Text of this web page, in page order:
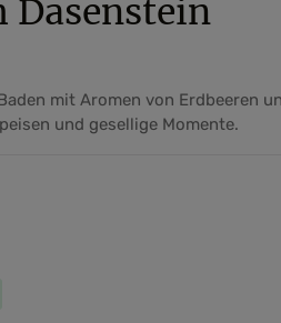
mit Aromen von Erdbeeren
und gesellige Momente.